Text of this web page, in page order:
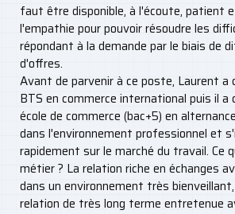
faut être disponible, à l'écoute, patient
l'empathie pour pouvoir résoudre les
répondant à la demande par le biais de
d'offres.
Avant de parvenir à ce poste, Laurent a
BTS en commerce international puis il a
école de commerce (bac+5) en
dans l'environnement professionnel et
rapidement sur le marché du travail. Ce
métier ? La relation riche en échanges
dans un environnement très
relation de très long terme entretenue